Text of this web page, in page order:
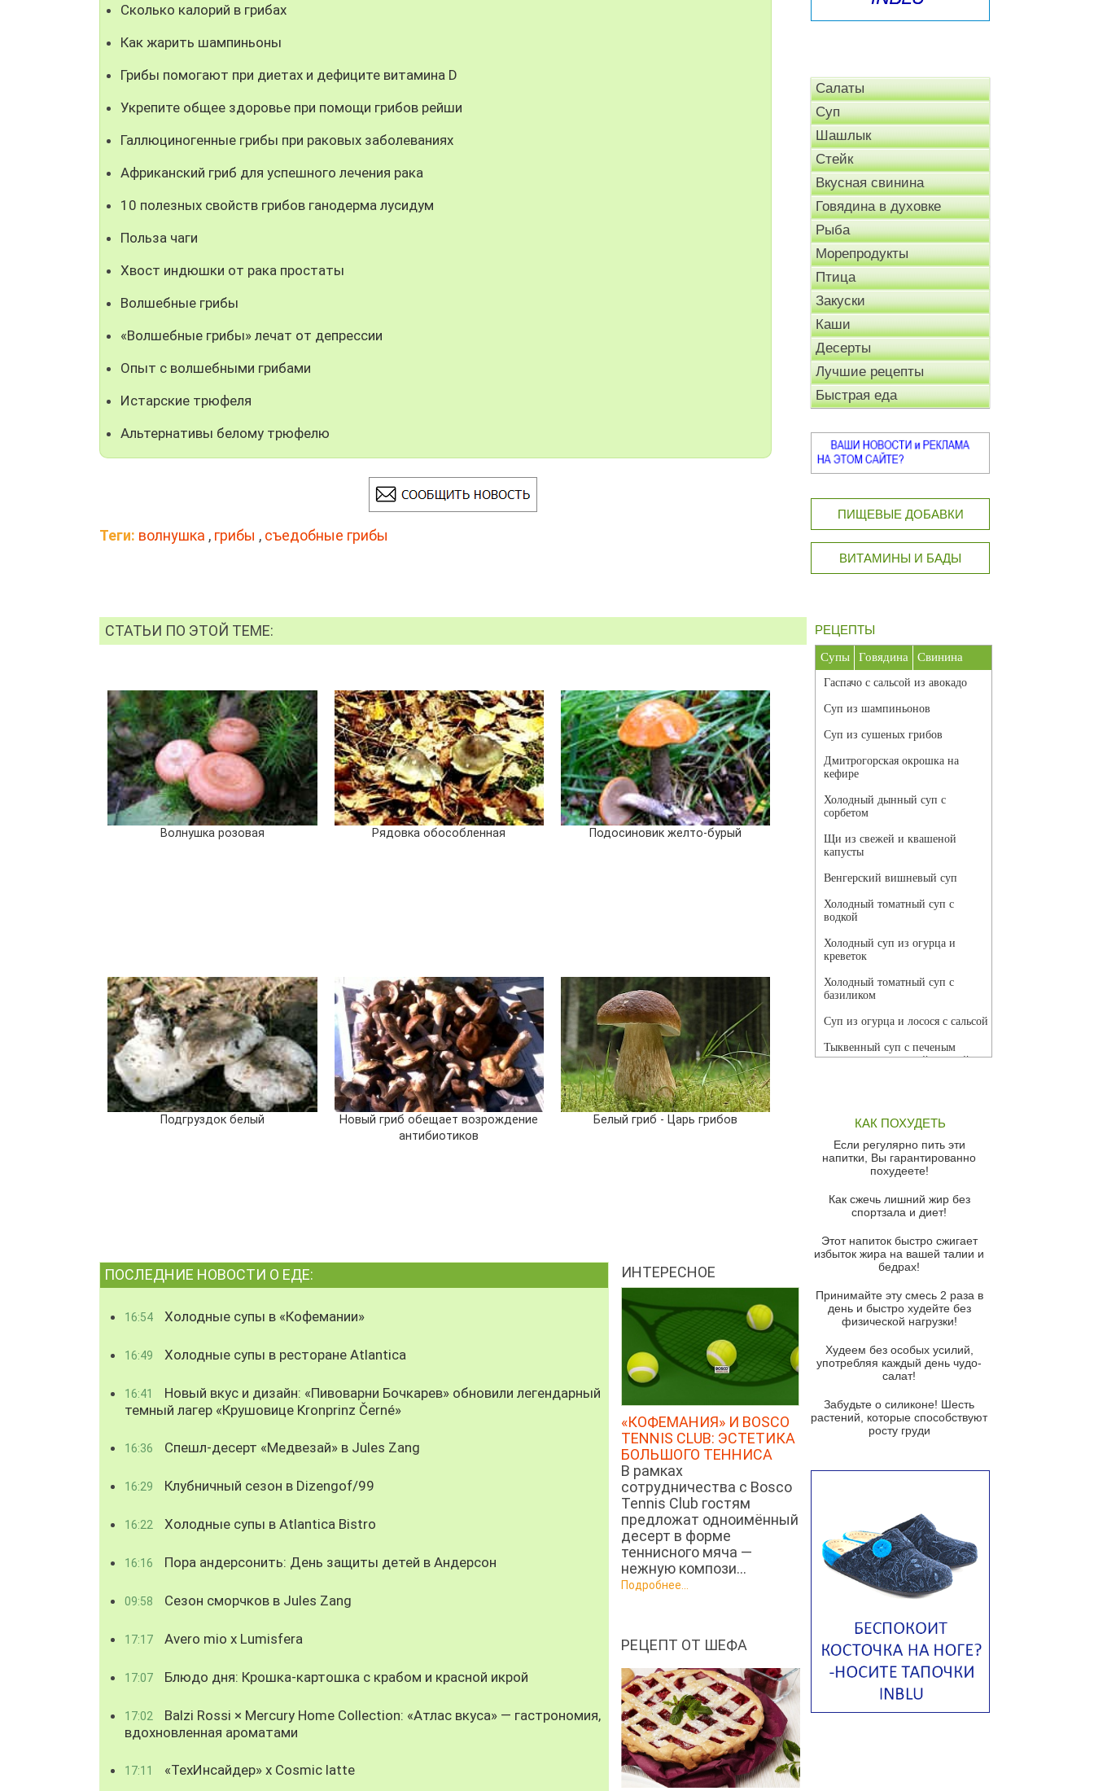
Сколько калорий в грибах
Как жарить шампиньоны
Грибы помогают при диетах и дефиците витамина D
Укрепите общее здоровье при помощи грибов рейши
Галлюциногенные грибы при раковых заболеваниях
Африканский гриб для успешного лечения рака
10 полезных свойств грибов ганодерма лусидум
Польза чаги
Хвост индюшки от рака простаты
Волшебные грибы
«Волшебные грибы» лечат от депрессии
Опыт с волшебными грибами
Истарские трюфеля
Альтернативы белому трюфелю
Теги: волнушка , грибы , съедобные грибы
СТАТЬИ ПО ЭТОЙ ТЕМЕ:
Волнушка розовая Рядовка обособленная Подосиновик желто-бурый
Подгруздок белый
Новый гриб обещает возрождение
антибиотиков
Белый гриб - Царь грибов
ПОСЛЕДНИЕ НОВОСТИ О ЕДЕ:
16:54 Холодные супы в «Кофемании»
16:49 Холодные супы в ресторане Atlantica
16:41
Новый вкус и дизайн: «Пивоварни Бочкарев» обновили легендарный
темный лагер «Крушовице Kronprinz Černé»
16:36 Спешл-десерт «Медвезай» в Jules Zang
16:29 Клубничный сезон в Dizengof/99
16:22 Холодные супы в Atlantica Bistro
16:16 Пора андерсонить: День защиты детей в Андерсон
09:58 Сезон сморчков в Jules Zang
17:17 Avero mio x Lumisfera
17:07 Блюдо дня: Крошка-картошка с крабом и красной икрой
17:02
Balzi Rossi × Mercury Home Collection: «Атлас вкуса» — гастрономия,
вдохновленная ароматами
17:11 «ТехИнсайдер» х Cosmic latte
ИНТЕРЕСНОЕ
«КОФЕМАНИЯ» И BOSCO
TENNIS CLUB: ЭСТЕТИКА
БОЛЬШОГО ТЕННИСА
В рамках
сотрудничества с Bosco
Tennis Club гостям
предложат одноимённый
десерт в форме
теннисного мяча —
нежную компози...
Подробнее...
РЕЦЕПТ ОТ ШЕФА
Салаты
Суп
Шашлык
Стейк
Вкусная свинина
Говядина в духовке
Рыба
Морепродукты
Птица
Закуски
Каши
Десерты
Лучшие рецепты
Быстрая еда
ПИЩЕВЫЕ ДОБАВКИ
ВИТАМИНЫ И БАДЫ
РЕЦЕПТЫ
Супы Говядина Свинина
Гаспачо с сальсой из авокадо
Суп из шампиньонов
Суп из сушеных грибов
Дмитрогорская окрошка на
кефире
Холодный дынный суп с
сорбетом
Щи из свежей и квашеной
капусты
Венгерский вишневый суп
Холодный томатный суп с
водкой
Холодный суп из огурца и
креветок
Холодный томатный суп с
базиликом
Суп из огурца и лосося с сальсой
Тыквенный суп с печеным
чесноком и томатной сальсой
красного перца
Парижский луковый суп
Суп из спаржи и горошка с
Суп-крем из цветной капусты
Французский луковый суп
Суп из баклажанов с моцареллой
Грибной крем-суп с кростини с
козьим сыром
Суп мисо с зеленым луком и
тофу
из рукколы
Португальский чесночный суп с
Ирландский картофельный суп
Суп из пастернака
Пряный морковный суп во время
зимних холодов
Американский суп из красной
фасоли с сальсой гуакамоле
Острый чечевичный суп с
кремом из петрушки
Суп с лапшой рамен в
КАК ПОХУДЕТЬ
Если регулярно пить эти
напитки, Вы гарантированно
похудеете!
Как сжечь лишний жир без
спортзала и диет!
Этот напиток быстро сжигает
избыток жира на вашей талии и
бедрах!
Принимайте эту смесь 2 раза в
день и быстро худейте без
физической нагрузки!
Худеем без особых усилий,
употребляя каждый день чудо-
салат!
Забудьте о силиконе! Шесть
растений, которые способствуют
росту груди